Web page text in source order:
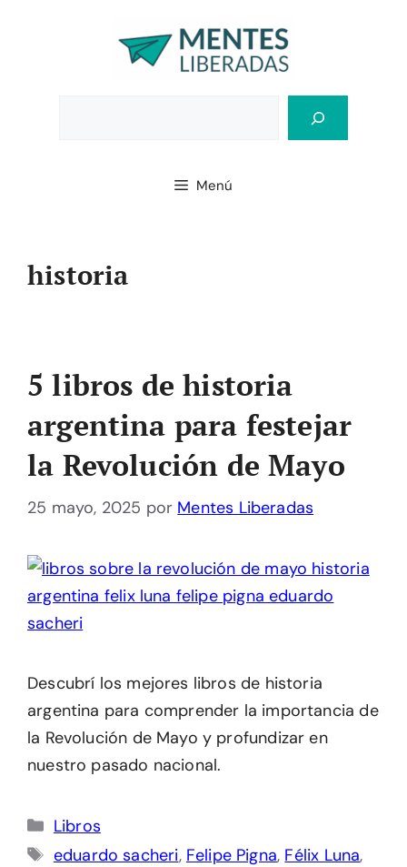
Menú
historia
5 libros de historia
argentina para festejar
la Revolución de Mayo
25 mayo, 2025 por Mentes Liberadas
Descubrí los mejores libros de historia
argentina para comprender la importancia de
la Revolución de Mayo y profundizar en
nuestro pasado nacional.
Categorías
Libros
Etiquetas
eduardo sacheri, Felipe Pigna, Félix Luna,